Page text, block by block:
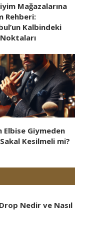
Mağazalarına
Rehberi:
Kalbindeki
Noktaları
Elbise Giymeden
Kesilmeli mi?
Nedir ve Nasıl